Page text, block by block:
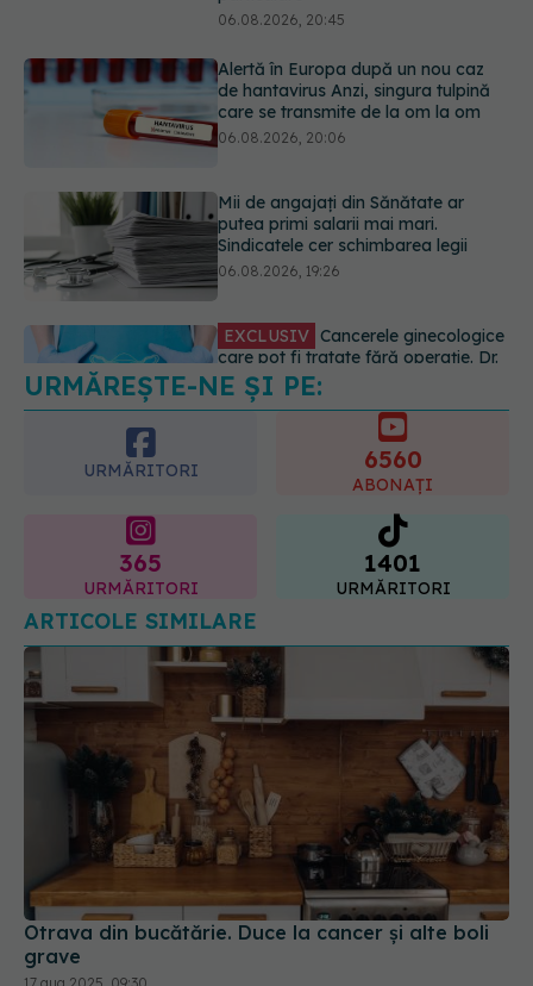
putea primi salarii mai mari.
Sindicatele cer schimbarea legii
06.08.2026, 19:26
care pot fi tratate fără operație. Dr.
Sorin Bogdan (SANADOR): Chirurgia
este indicată doar punctual, pentru
anumite categorii de paciente
EXCLUSIV Brahiterapie vs
radioterapie externă în cancerul
ginecologic. Dr. Sorin Bogdan
(SANADOR) explică diferența și
cum acționează tratamentul
URMĂREȘTE-NE ȘI PE:
URMĂRITORI
ABONAȚI
URMĂRITORI
1401
URMĂRITORI
ARTICOLE SIMILARE
Otrava din bucătărie. Duce la cancer și alte boli
grave
17 aug 2025, 09:30